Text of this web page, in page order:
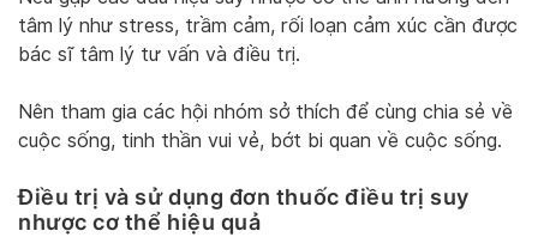
tâm lý như stress, trầm cảm, rối loạn cảm xúc cần được
bác sĩ tâm lý tư vấn và điều trị.
Nên tham gia các hội nhóm sở thích để cùng chia sẻ về
cuộc sống, tinh thần vui vẻ, bớt bi quan về cuộc sống.
Điều trị và sử dụng đơn thuốc điều trị suy
nhược cơ thể hiệu quả